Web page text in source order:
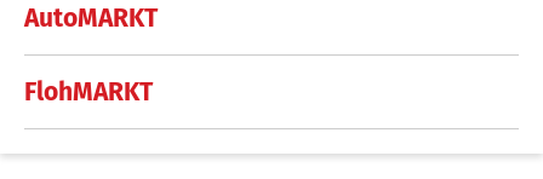
AutoMARKT
FlohMARKT